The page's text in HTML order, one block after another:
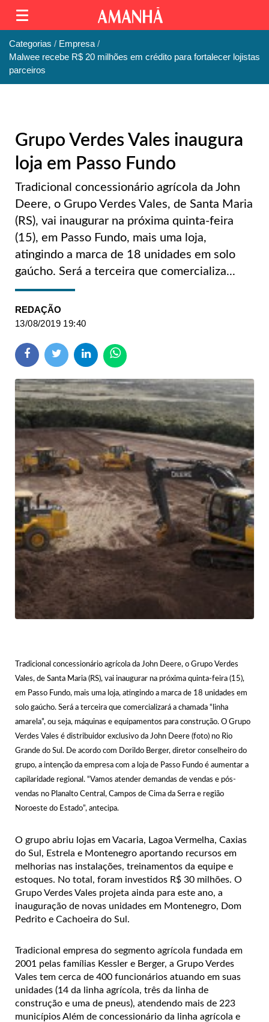
Categorias
Empresa
Malwee recebe R$ 20 milhões em crédito para fortalecer lojistas
parceiros
Grupo Verdes Vales inaugura
loja em Passo Fundo
Tradicional concessionário agrícola da John
Deere, o Grupo Verdes Vales, de Santa Maria
(RS), vai inaugurar na próxima quinta-feira
(15), em Passo Fundo, mais uma loja,
atingindo a marca de 18 unidades em solo
gaúcho. Será a terceira que comercializa...
REDAÇÃO
13/08/2019 19:40
Tradicional concessionário agrícola da John Deere, o Grupo Verdes
Vales, de Santa Maria (RS), vai inaugurar na próxima quinta-feira (15),
em Passo Fundo, mais uma loja, atingindo a marca de 18 unidades em
solo gaúcho. Será a terceira que comercializará a chamada “linha
amarela”, ou seja, máquinas e equipamentos para construção. O Grupo
Verdes Vales é distribuidor exclusivo da John Deere (foto) no Rio
Grande do Sul. De acordo com Dorildo Berger, diretor conselheiro do
grupo, a intenção da empresa com a loja de Passo Fundo é aumentar a
capilaridade regional. “Vamos atender demandas de vendas e pós-
vendas no Planalto Central, Campos de Cima da Serra e região
Noroeste do Estado”, antecipa.
O grupo abriu lojas em Vacaria, Lagoa Vermelha, Caxias
do Sul, Estrela e Montenegro aportando recursos em
melhorias nas instalações, treinamentos da equipe e
estoques. No total, foram investidos R$ 30 milhões. O
Grupo Verdes Vales projeta ainda para este ano, a
inauguração de novas unidades em Montenegro, Dom
Pedrito e Cachoeira do Sul.
Tradicional empresa do segmento agrícola fundada em
2001 pelas famílias Kessler e Berger, a Grupo Verdes
Vales tem cerca de 400 funcionários atuando em suas
unidades (14 da linha agrícola, três da linha de
construção e uma de pneus), atendendo mais de 223
municípios Além de concessionário da linha agrícola e